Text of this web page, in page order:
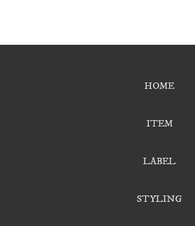
0%;">★★★★★
HOME
ITEM
LABEL
STYLING